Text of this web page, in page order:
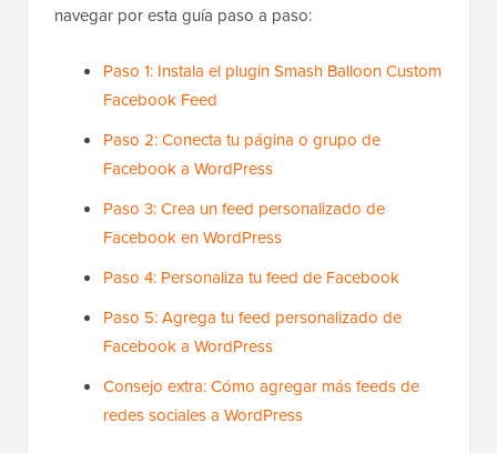
navegar por esta guía paso a paso:
Paso 1: Instala el plugin Smash Balloon Custom
Facebook Feed
Paso 2: Conecta tu página o grupo de
Facebook a WordPress
Paso 3: Crea un feed personalizado de
Facebook en WordPress
Paso 4: Personaliza tu feed de Facebook
Paso 5: Agrega tu feed personalizado de
Facebook a WordPress
Consejo extra: Cómo agregar más feeds de
redes sociales a WordPress